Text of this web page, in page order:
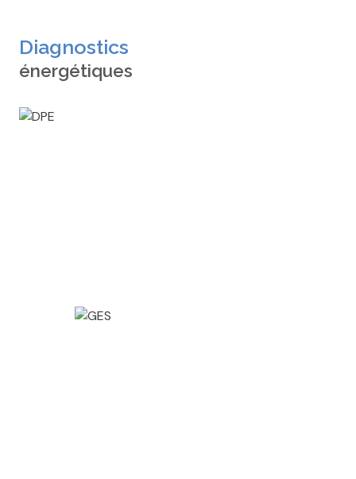
Diagnostics
énergétiques